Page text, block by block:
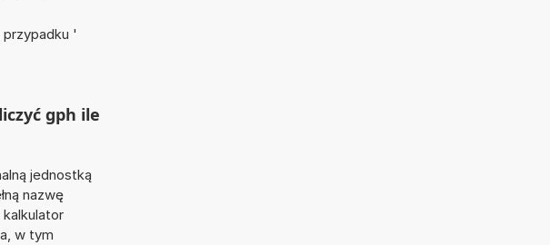
'
gph ile
jednostką
nazwę
w tym